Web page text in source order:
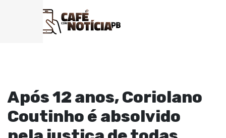
Após 12 anos, Coriolano
Coutinho é absolvido